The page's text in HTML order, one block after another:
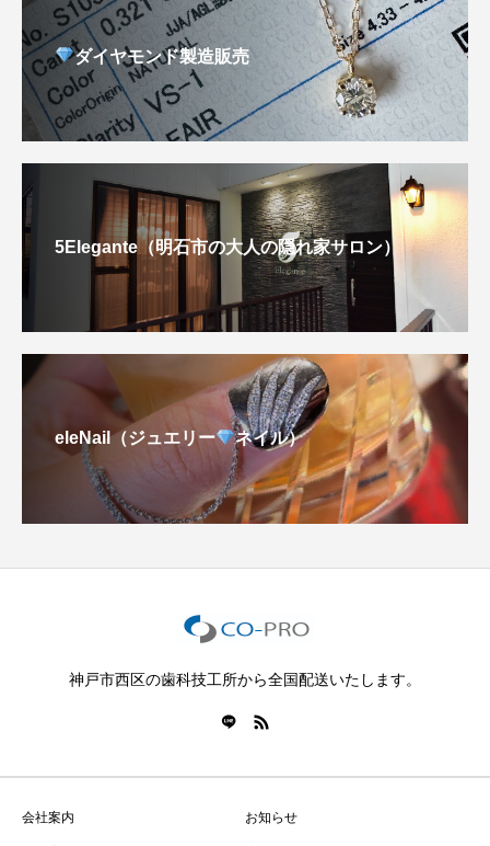
ダイヤモンド製造販売
5Elegante（明石市の大人の隠れ家サロン）
eleNail（ジュエリー ネイル）
神戸市西区の歯科技工所から全国配送いたします。
会社案内 お知らせ